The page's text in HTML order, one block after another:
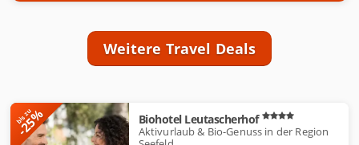
Weitere Travel Deals
A
n
Biohotel Leutascherhof
Aktivurlaub & Bio-Genuss in der Region
bis zu
-25%